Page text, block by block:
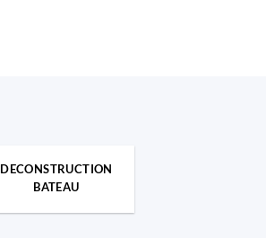
DECONSTRUCTION
BATEAU